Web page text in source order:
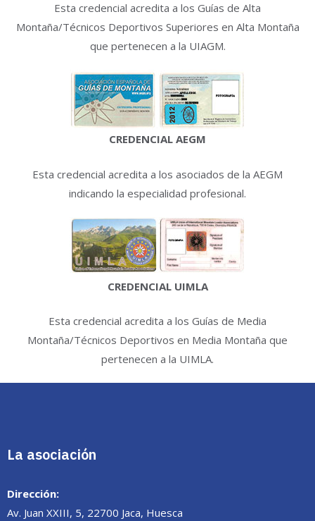
Esta credencial acredita a los Guías de Alta
Montaña/Técnicos Deportivos Superiores en Alta Montaña
que pertenecen a la UIAGM.
CREDENCIAL AEGM
Esta credencial acredita a los asociados de la AEGM
indicando la especialidad profesional.
CREDENCIAL UIMLA
Esta credencial acredita a los Guías de Media
Montaña/Técnicos Deportivos en Media Montaña que
pertenecen a la UIMLA.
La asociación
Dirección:
Av. Juan XXIII, 5, 22700 Jaca, Huesca